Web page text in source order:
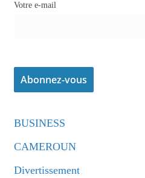
Votre e-mail
BUSINESS
CAMEROUN
Divertissement